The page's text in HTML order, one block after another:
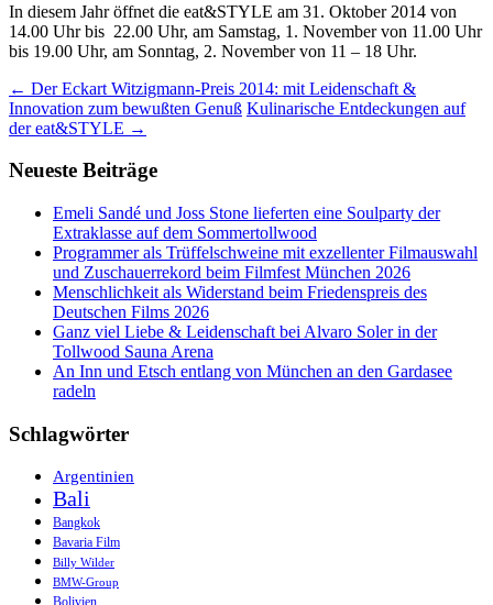
In diesem Jahr öffnet die eat&STYLE am 31. Oktober 2014 von
14.00 Uhr bis 22.00 Uhr, am Samstag, 1. November von 11.00 Uhr
bis 19.00 Uhr, am Sonntag, 2. November von 11 – 18 Uhr.
Beitrags-
Navigation
← Der Eckart Witzigmann-Preis 2014: mit Leidenschaft &
Innovation zum bewußten Genuß Kulinarische Entdeckungen auf
der eat&STYLE →
Neueste Beiträge
Emeli Sandé und Joss Stone lieferten eine Soulparty der
Extraklasse auf dem Sommertollwood
Programmer als Trüffelschweine mit exzellenter Filmauswahl
und Zuschauerrekord beim Filmfest München 2026
Menschlichkeit als Widerstand beim Friedenspreis des
Deutschen Films 2026
Ganz viel Liebe & Leidenschaft bei Alvaro Soler in der
Tollwood Sauna Arena
An Inn und Etsch entlang von München an den Gardasee
radeln
Schlagwörter
Argentinien
Bali
Bangkok
Bavaria Film
Billy Wilder
BMW-Group